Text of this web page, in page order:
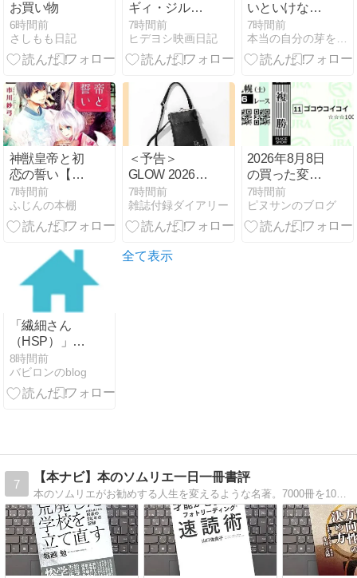
お買い物
6時間前
さしもも日記
ギィ・ジル～
儚い愛の記憶
とすれ違う孤
独な心情を抒
7時間前
ヒデヨシ映画日記
いといけな
い、という思
い
7時間前
神獣皇帝と初
恋の誓い【電
子特別版】
(角川ルビー文
庫)
7時間前
ふじんの本棚
＜予告＞
GLOW 2026年
11月号増刊
【付録】
russet ×
ま口ショルダ
7時間前
雑誌付録ダイアリー
2026年8月8日
の買った変な
馬名
7時間前
ピヌサンのブログ
「繊細さん
（HSP）」は
仕事が辛い？
向いてる環境
の選び方と強
8時間前
バビロンのblog
全て表示
7
【本ナビ】本のソムリエ一日一冊書評
本のソムリエがお勧めする人生を変えるような名著。7000冊を100点満点で評価。どんな本を読むか迷っている方、ぜひご訪問ください。